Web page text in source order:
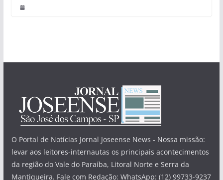
O Portal de Notícias Jornal Joseense News - Nossa missão:
levar aos leitores-internautas os principais acontecimentos
da região do Vale do Paraíba, Litoral Norte e Serra da
Mantiqueira. Fale com Redação: WhatsApp: (12) 99733-9237